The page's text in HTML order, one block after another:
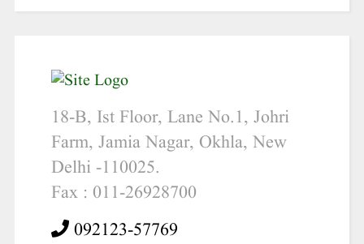
18-B, Ist Floor, Lane No.1, Johri
Farm, Jamia Nagar, Okhla, New
Delhi -110025.
Fax : 011-26928700
092123-57769